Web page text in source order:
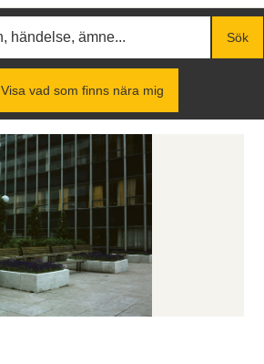
Sök
Visa vad som finns nära mig